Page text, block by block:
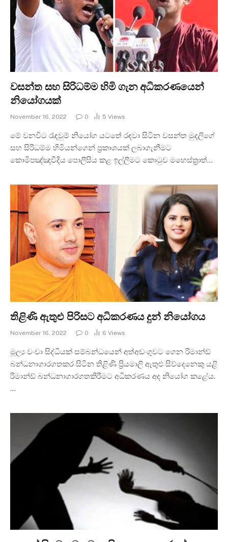
වසන්ත සහ සිරිධම්ම හිමි ගැන අධිකරණයෙන්
නියෝගයක්
November 16, 2022 0 5 Views
මේ වනවිට රැඳවුම් නියෝග යටතේ රඳවා සිටින වසන්ත මුදලිගේ
සහ සිරිධම්ම හිමියන්ගෙන් ප්‍රකාශයක් ලබාගැනීමට
කොමිපඤ්ඤවීදිය පොලීසිය කළ ඉල්ලීමට කොටුව මහෙස්ත්‍රාත්…
තිළිණි ඇතුළු පිරිසට අධිකරණය දුන් නියෝගය
November 16, 2022 0 6 Views
මූල්‍ය වංචා සිද්ධියක් සම්බන්ධයෙන් අත්අඩංගුවට ගෙන රිමාන්ඩ්
බන්ධනාගාරගතකර සිටින තිළිණි ප්‍රියමාලි ඇතුළු සිව්දෙනෙකු යළි
රිමාන්ඩ් බන්ධනාගාරගතකිරීමට අධිකරණය අද නියෝග කළේය.
…